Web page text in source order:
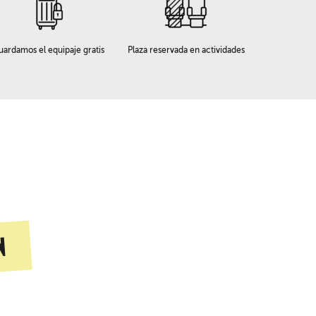
el equipaje gratis Plaza reservada en actividades